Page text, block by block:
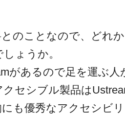
のことなので、どれ
ょうか。
があるので足を運ぶ
クセシブル製品は
も優秀なアクセシビ